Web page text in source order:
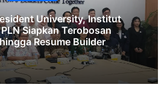
University, Institut
Siapkan Terobosan
Resume Builder